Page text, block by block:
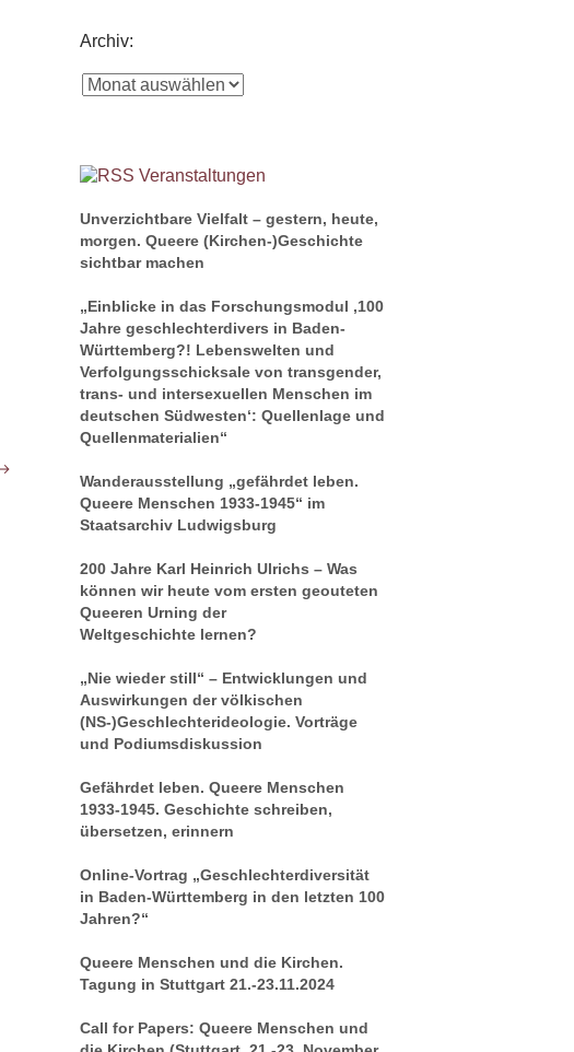
Archiv:
Veranstaltungen
Unverzichtbare Vielfalt – gestern, heute,
morgen. Queere (Kirchen-)Geschichte
sichtbar machen
„Einblicke in das Forschungsmodul ‚100
Jahre geschlechterdivers in Baden-
Württemberg?! Lebenswelten und
Verfolgungsschicksale von transgender,
trans- und intersexuellen Menschen im
deutschen Südwesten‘: Quellenlage und
Quellenmaterialien“
Wanderausstellung „gefährdet leben.
Queere Menschen 1933-1945“ im
Staatsarchiv Ludwigsburg
200 Jahre Karl Heinrich Ulrichs – Was
können wir heute vom ersten geouteten
Queeren Urning der
Weltgeschichte lernen?
„Nie wieder still“ – Entwicklungen und
Auswirkungen der völkischen
(NS-)Geschlechterideologie. Vorträge
und Podiumsdiskussion
Gefährdet leben. Queere Menschen
1933-1945. Geschichte schreiben,
übersetzen, erinnern
Online-Vortrag „Geschlechterdiversität
in Baden-Württemberg in den letzten 100
Jahren?“
Queere Menschen und die Kirchen.
Tagung in Stuttgart 21.-23.11.2024
Call for Papers: Queere Menschen und